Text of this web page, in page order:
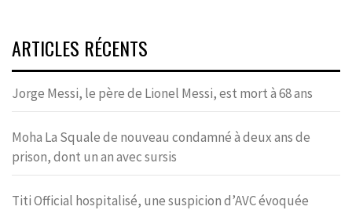
ARTICLES RÉCENTS
Jorge Messi, le père de Lionel Messi, est mort à 68 ans
Moha La Squale de nouveau condamné à deux ans de
prison, dont un an avec sursis
Titi Official hospitalisé, une suspicion d’AVC évoquée